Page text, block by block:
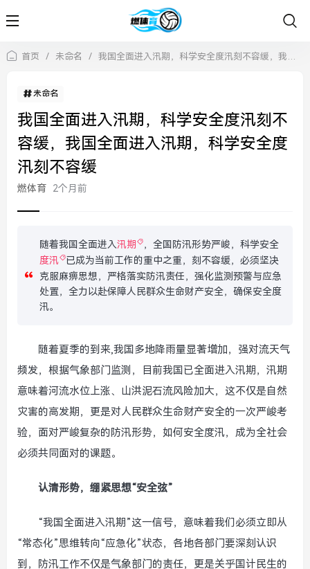
首页 / 未命名 / 我国全面进入汛期，科学安全度汛刻不容缓，我国全面进入汛期，科学安全度汛刻不容缓
未命名
我国全面进入汛期，科学安全度汛刻不
容缓，我国全面进入汛期，科学安全度
汛刻不容缓
燃体育 2个月前
随着我国全面进入汛期
，全国防汛形势严峻，科学安全
度汛
已成为当前工作的重中之重，刻不容缓，必须坚决
克服麻痹思想，严格落实防汛责任，强化监测预警与应急
处置，全力以赴保障人民群众生命财产安全，确保安全度
汛。
随着夏季的到来,我国多地降雨量显著增加，强对流天气
频发，根据气象部门监测，目前我国已全面进入汛期，汛期
意味着河流水位上涨、山洪泥石流风险加大，这不仅是自然
灾害的高发期，更是对人民群众生命财产安全的一次严峻考
验，面对严峻复杂的防汛形势，如何安全度汛，成为全社会
必须共同面对的课题。
认清形势，绷紧思想“安全弦”
“我国全面进入汛期”这一信号，意味着我们必须立即从
“常态化”思维转向“应急化”状态，各地各部门要深刻认识
到，防汛工作不仅是气象部门的责任，更是关乎国计民生的